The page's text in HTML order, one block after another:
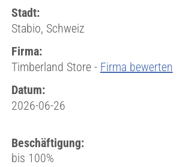
Stadt:
Stabio, Schweiz
Firma:
Timberland Store - Firma bewerten
Datum:
2026-06-26
Beschäftigung:
bis 100%